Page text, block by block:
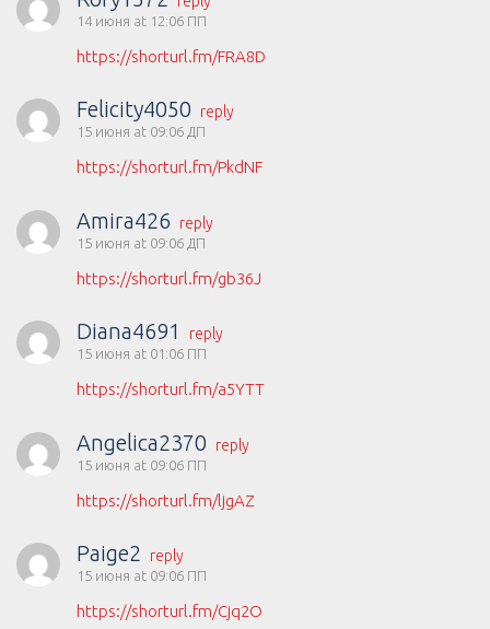
14 июня at 12:06 ПП
https://shorturl.fm/FRA8D
Felicity4050 reply
15 июня at 09:06 ДП
https://shorturl.fm/PkdNF
Amira426 reply
15 июня at 09:06 ДП
https://shorturl.fm/gb36J
Diana4691 reply
15 июня at 01:06 ПП
https://shorturl.fm/a5YTT
Angelica2370 reply
15 июня at 09:06 ПП
https://shorturl.fm/ljgAZ
Paige2 reply
15 июня at 09:06 ПП
https://shorturl.fm/Cjq2O